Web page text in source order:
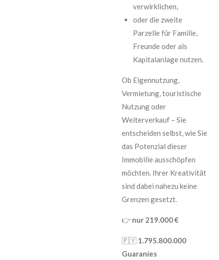
verwirklichen,
oder die zweite
Parzelle für Familie,
Freunde oder als
Kapitalanlage nutzen.
Ob Eigennutzung,
Vermietung, touristische
Nutzung oder
Weiterverkauf – Sie
entscheiden selbst, wie Sie
das Potenzial dieser
Immobilie ausschöpfen
möchten. Ihrer Kreativität
sind dabei nahezu keine
Grenzen gesetzt.
👉 nur 219.000 €
🇵🇾 1.795.800.000
Guaraníes